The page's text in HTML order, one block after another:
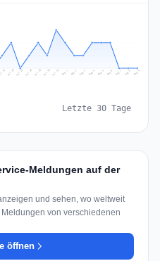
25 Jul 26 Jul 27 Jul 28 Jul 29 Jul 30 Jul 31 Aug 1 Aug 2 Aug 3 Aug 4 Aug 5 Aug 6 Aug 7 Aug 8 Aug 9
Letzte 30 Tage
Meldungen auf der
und sehen, wo weltweit
von verschiedenen
öffnen